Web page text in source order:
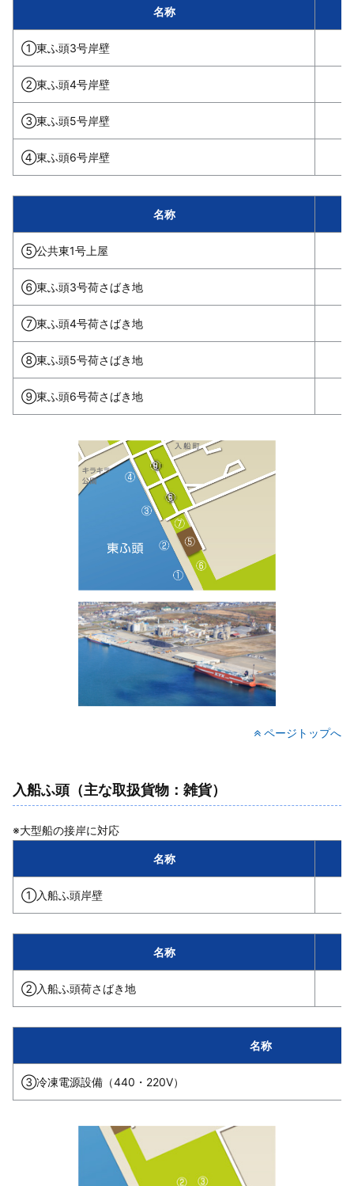
名称
①東ふ頭3号岸壁
②東ふ頭4号岸壁
③東ふ頭5号岸壁
④東ふ頭6号岸壁
名称
⑤公共東1号上屋
⑥東ふ頭3号荷さばき地
⑦東ふ頭4号荷さばき地
⑧東ふ頭5号荷さばき地
⑨東ふ頭6号荷さばき地
ページトップへ
入船ふ頭（主な取扱貨物：雑貨）
※大型船の接岸に対応
名称
①入船ふ頭岸壁
名称
②入船ふ頭荷さばき地
名称
③冷凍電源設備（440・220V）